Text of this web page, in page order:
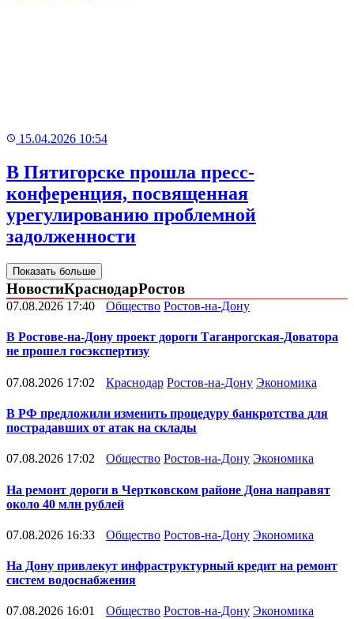
15.04.2026 10:54
В Пятигорске прошла пресс-
конференция, посвященная
урегулированию проблемной
задолженности
Показать больше
НовостиКраснодарРостов
07.08.2026 17:40 Общество Ростов-на-Дону
В Ростове-на-Дону проект дороги Таганрогская-Доватора
не прошел госэкспертизу
07.08.2026 17:02 Краснодар Ростов-на-Дону Экономика
В РФ предложили изменить процедуру банкротства для
пострадавших от атак на склады
07.08.2026 17:02 Общество Ростов-на-Дону Экономика
На ремонт дороги в Чертковском районе Дона направят
около 40 млн рублей
07.08.2026 16:33 Общество Ростов-на-Дону Экономика
На Дону привлекут инфраструктурный кредит на ремонт
систем водоснабжения
07.08.2026 16:01 Общество Ростов-на-Дону Экономика